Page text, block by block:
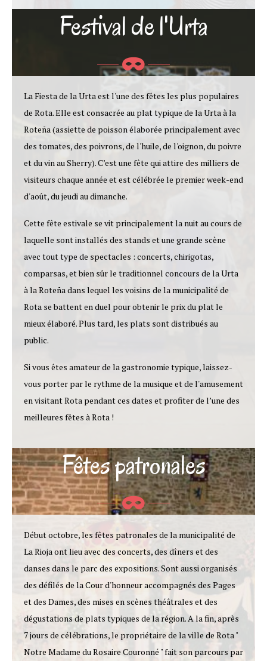
Festival de l'Urta
La Fiesta de la Urta est l'une des fêtes les plus populaires
de Rota. Elle est consacrée au plat typique de la Urta à la
Roteña (assiette de poisson élaborée principalement avec
des tomates, des poivrons, de l'huile, de l'oignon, du poivre
et du vin au Sherry). C’est une fête qui attire des milliers de
visiteurs chaque année et est célébrée le premier week-end
d'août, du jeudi au dimanche.
Cette fête estivale se vit principalement la nuit au cours de
laquelle sont installés des stands et une grande scène
avec tout type de spectacles : concerts, chirigotas,
comparsas, et bien sûr le traditionnel concours de la Urta
à la Roteña dans lequel les voisins de la municipalité de
Rota se battent en duel pour obtenir le prix du plat le
mieux élaboré. Plus tard, les plats sont distribués au
public.
Si vous êtes amateur de la gastronomie typique, laissez-
vous porter par le rythme de la musique et de l'amusement
en visitant Rota pendant ces dates et profiter de l’une des
meilleures fêtes à Rota !
Fêtes patronales
Début octobre, les fêtes patronales de la municipalité de
La Rioja ont lieu avec des concerts, des dîners et des
danses dans le parc des expositions. Sont aussi organisés
des défilés de la Cour d'honneur accompagnés des Pages
et des Dames, des mises en scènes théâtrales et des
dégustations de plats typiques de la région. A la fin, après
7 jours de célébrations, le propriétaire de la ville de Rota "
Notre Madame du Rosaire Couronné " fait son parcours par